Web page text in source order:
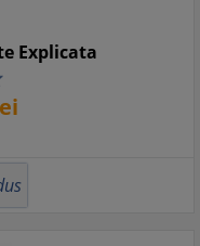
Explicata